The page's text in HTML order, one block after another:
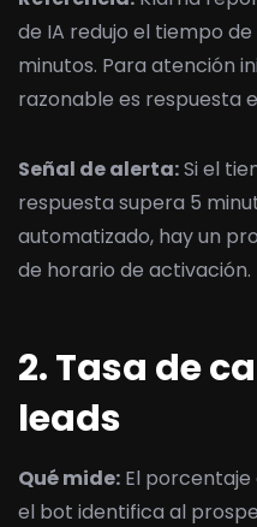
de IA redujo el tiempo de
minutos. Para atención
razonable es respuesta
Señal de alerta:Si el
respuesta supera 5
automatizado, hay un
de horario de activación.
2. Tasa de
leads
Qué mide: El
el bot identifica al